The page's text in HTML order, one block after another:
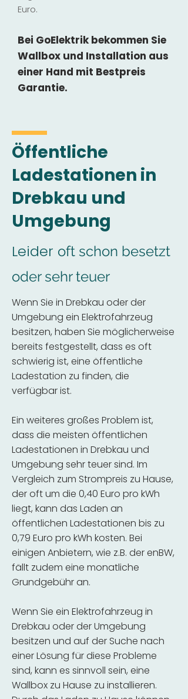
Euro.
Bei GoElektrik bekommen Sie
Wallbox und Installation aus
einer Hand mit Bestpreis
Garantie.
Öffentliche
Ladestationen in
Drebkau und
Umgebung
Leider oft schon besetzt
oder sehr teuer
Wenn Sie in Drebkau oder der
Umgebung ein Elektrofahrzeug
besitzen, haben Sie möglicherweise
bereits festgestellt, dass es oft
schwierig ist, eine öffentliche
Ladestation zu finden, die
verfügbar ist.
Ein weiteres großes Problem ist,
dass die meisten öffentlichen
Ladestationen in Drebkau und
Umgebung sehr teuer sind. Im
Vergleich zum Strompreis zu Hause,
der oft um die 0,40 Euro pro kWh
liegt, kann das Laden an
öffentlichen Ladestationen bis zu
0,79 Euro pro kWh kosten. Bei
einigen Anbietern, wie z.B. der enBW,
fällt zudem eine monatliche
Grundgebühr an.
Wenn Sie ein Elektrofahrzeug in
Drebkau oder der Umgebung
besitzen und auf der Suche nach
einer Lösung für diese Probleme
sind, kann es sinnvoll sein, eine
Wallbox zu Hause zu installieren.